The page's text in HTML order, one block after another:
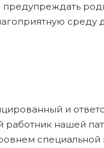
предупреждать
среду
и
нашей
специальной